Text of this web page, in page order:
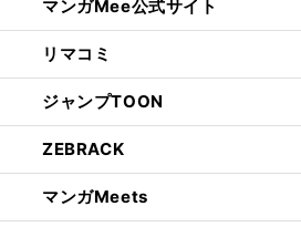
マンガMee公式サイト
リマコミ
ジャンプTOON
ZEBRACK
マンガMeets